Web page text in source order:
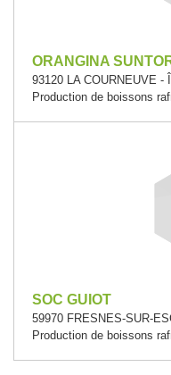
ORANGINA
93120 LA COURNEUVE -
Production de boissons
SOC GUIOT
59970 FRESNES-SUR-
Production de boissons